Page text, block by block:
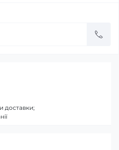
доставки;